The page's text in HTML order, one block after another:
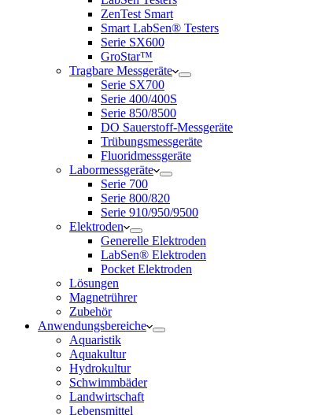
ZenTest Smart
Smart LabSen® Testers
Serie SX600
GroStar™
Tragbare Messgeräte
Serie SX700
Serie 400/400S
Serie 850/8500
DO Sauerstoff-Messgeräte
Trübungsmessgeräte
Fluoridmessgeräte
Labormessgeräte
Serie 700
Serie 800/820
Serie 910/950/9500
Elektroden
Generelle Elektroden
LabSen® Elektroden
Pocket Elektroden
Lösungen
Magnetrührer
Zubehör
Anwendungsbereiche
Aquaristik
Aquakultur
Hydrokultur
Schwimmbäder
Landwirtschaft
Lebensmittel